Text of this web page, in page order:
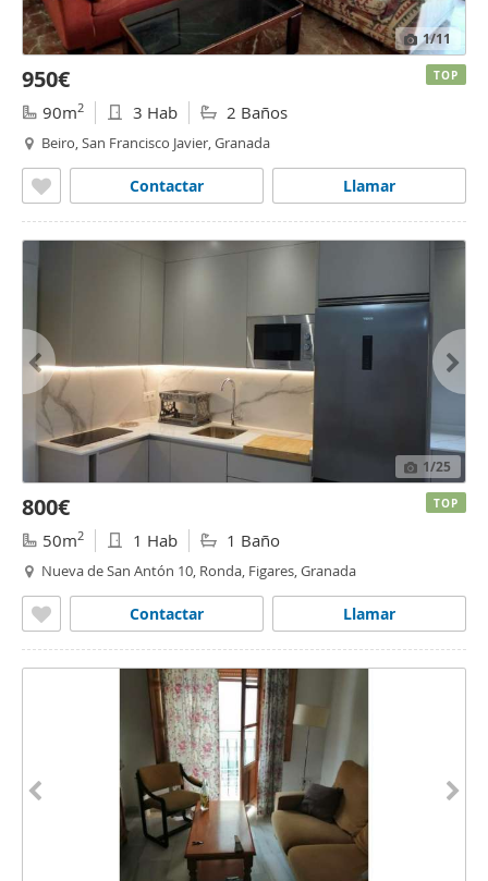
1/11
950€
90m2 3 Hab 2 Baños
Beiro, San Francisco Javier, Granada
Llamar
Contactar
TOP
1/25
800€
50m2 1 Hab 1 Baño
Nueva de San Antón 10, Ronda, Figares, Granada
Llamar
Contactar
TOP